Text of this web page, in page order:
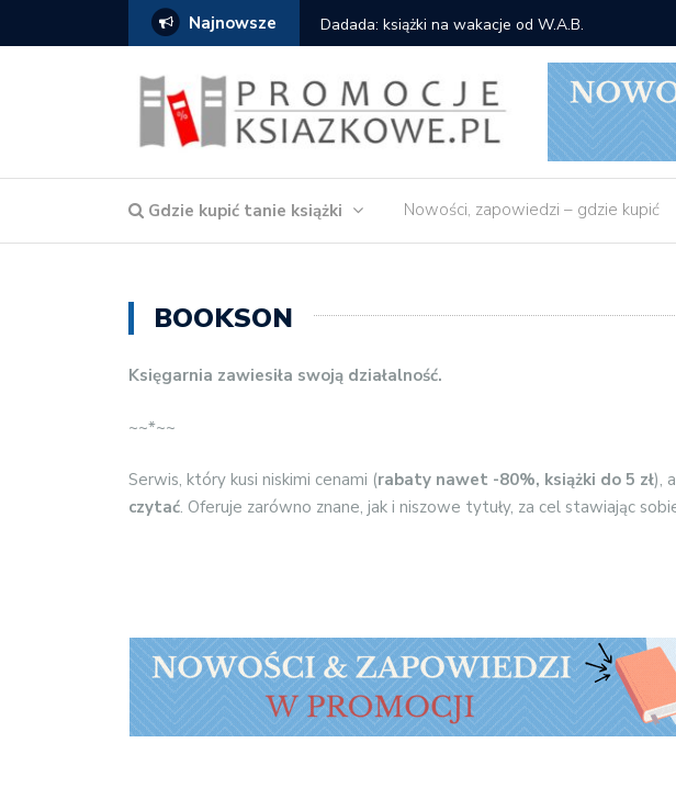
Najnowsze Dadada: książki na wakacje od W.A.B.
Gdzie kupić tanie książki Nowości, zapowiedzi – gdzie kupić
BOOKSON
Księgarnia zawiesiła swoją działalność.
~~*~~
Serwis, który kusi niskimi cenami (rabaty nawet -80%, książki do 5 zł),
czytać. Oferuje zarówno znane, jak i niszowe tytuły, za cel stawiając